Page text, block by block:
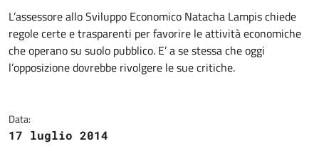
Dettagli della notizia
L’assessore allo Sviluppo Economico Natacha Lampis chiede
regole certe e trasparenti per favorire le attività economiche
che operano su suolo pubblico. E’ a se stessa che oggi
l’opposizione dovrebbe rivolgere le sue critiche.
Data:
17 luglio 2014